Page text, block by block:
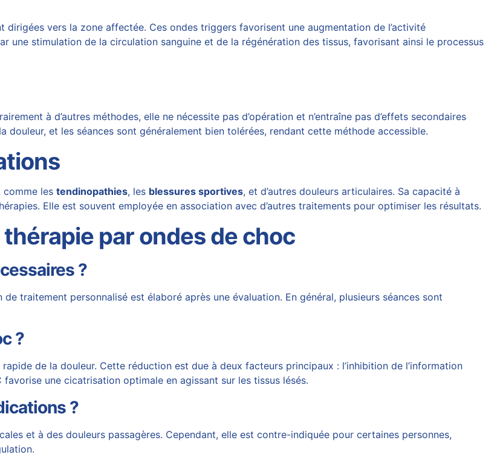
dirigées vers la zone affectée. Ces ondes triggers favorisent une augmentation de l’activité
une stimulation de la circulation sanguine et de la régénération des tissus, favorisant ainsi le processus
à d’autres méthodes, elle ne nécessite pas d’opération et n’entraîne pas d’effets secondaires
douleur, et les séances sont généralement bien tolérées, rendant cette méthode accessible.
comme lestendinopathies, les blessures sportives, et d’autres douleurs articulaires. Sa capacité à
Elle est souvent employée en association avec d’autres traitements pour optimiser les résultats.
par ondes de choc
?
traitement personnalisé est élaboré après une évaluation. En général, plusieurs séances sont
?
de la douleur. Cette réduction est due à deux facteurs principaux : l’inhibition de l’information
une cicatrisation optimale en agissant sur les tissus lésés.
?
et à des douleurs passagères. Cependant, elle est contre-indiquée pour certaines personnes,